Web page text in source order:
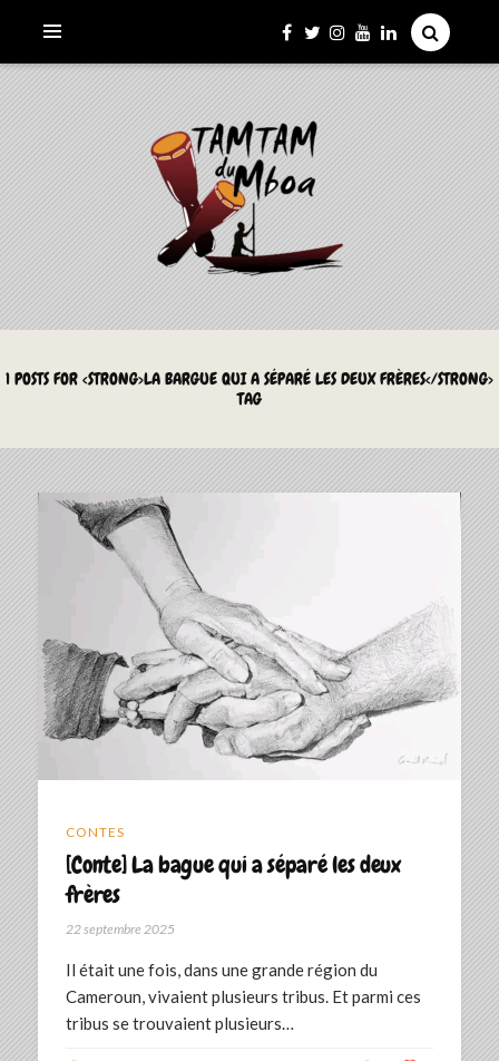
LE TAMTAM DU MBOA
La Culture du Mboa Dévoilée !
1 POSTS FOR <STRONG>LA BARGUE QUI A SÉPARÉ LES DEUX FRÈRES</STRONG>
TAG
CONTES
[Conte] La bague qui a séparé les deux
frères
22 septembre 2025
‎Il était une fois, dans une grande région du
Cameroun, vivaient plusieurs tribus. Et parmi ces
tribus se trouvaient plusieurs…